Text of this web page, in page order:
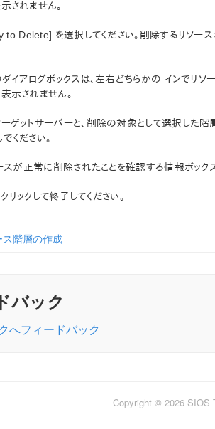
されません。
Delete] を選択してください。削除するリソー
ダイアログボックスは、左右どちらかの インでリ
示されません。
ゲットサーバーと、削除の対象として選択した
ください。
スが正常に削除されたことを確認する情報ボック
リックして終了してください。
階層の作成
バック
へフィードバック
Copyright © 2026 SIOS